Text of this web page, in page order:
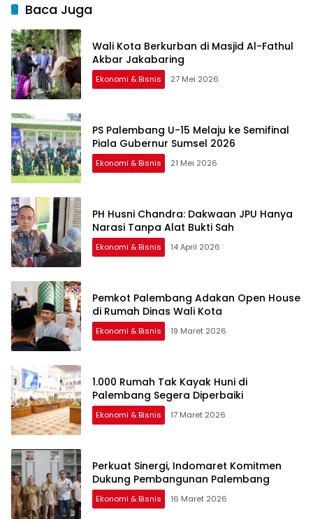
Baca Juga
Wali Kota Berkurban di Masjid Al-Fathul
Akbar Jakabaring
Ekonomi & Bisnis 27 Mei 2026
PS Palembang U-15 Melaju ke Semifinal
Piala Gubernur Sumsel 2026
Ekonomi & Bisnis 21 Mei 2026
PH Husni Chandra: Dakwaan JPU Hanya
Narasi Tanpa Alat Bukti Sah
Ekonomi & Bisnis 14 April 2026
Pemkot Palembang Adakan Open House
di Rumah Dinas Wali Kota
Ekonomi & Bisnis 19 Maret 2026
1.000 Rumah Tak Kayak Huni di
Palembang Segera Diperbaiki
Ekonomi & Bisnis 17 Maret 2026
Perkuat Sinergi, Indomaret Komitmen
Dukung Pembangunan Palembang
Ekonomi & Bisnis 16 Maret 2026